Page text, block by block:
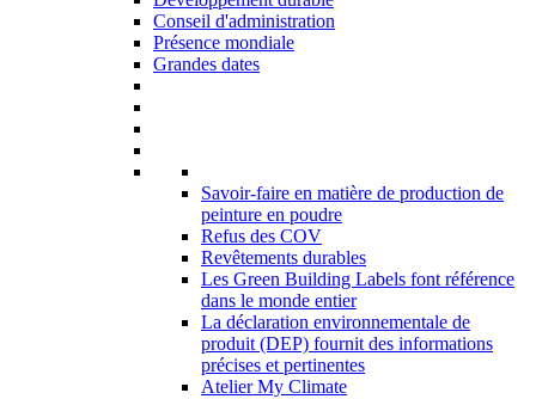
Conseil d'administration
Présence mondiale
Grandes dates
Savoir-faire en matière de production de
peinture en poudre
Refus des COV
Revêtements durables
Les Green Building Labels font référence
dans le monde entier
La déclaration environnementale de
produit (DEP) fournit des informations
précises et pertinentes
Atelier My Climate